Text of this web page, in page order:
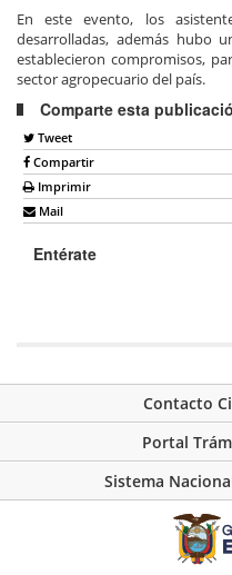
En este evento, los
desarrolladas, además hubo
establecieron compromisos,
sector agropecuario del país.
Comparte esta
Tweet
Compartir
Imprimir
Mail
Entérate
Contacto
Portal
Sistema